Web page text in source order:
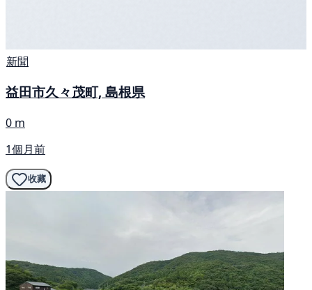
新聞
益田市久々茂町, 島根県
0 m
1個月前
收藏